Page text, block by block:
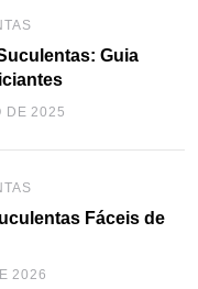
Guia
DE 2025
Fáceis de
2026